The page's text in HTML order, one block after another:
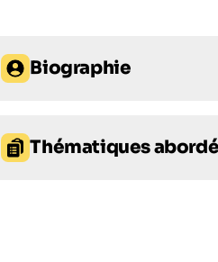
Biographie
freestyleuse est née en 1990 à
footballeuse, elle découvre le
Thématiques